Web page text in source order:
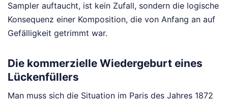
Sampler auftaucht, ist kein Zufall, sondern die logische
Konsequenz einer Komposition, die von Anfang an auf
Gefälligkeit getrimmt war.
Die kommerzielle Wiedergeburt eines
Lückenfüllers
Man muss sich die Situation im Paris des Jahres 1872